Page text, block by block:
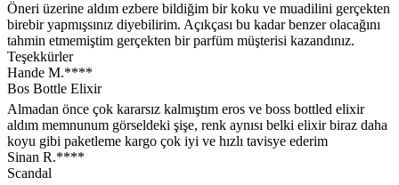
Öneri üzerine aldım ezbere bildiğim bir koku ve muadilini gerçekten
birebir yapmışsınız diyebilirim. Açıkçası bu kadar benzer olacağını
tahmin etmemiştim gerçekten bir parfüm müşterisi kazandınız.
Teşekkürler
Hande M.****
Bos Bottle Elixir
Almadan önce çok kararsız kalmıştım eros ve boss bottled elixir
aldım memnunum görseldeki şişe, renk aynısı belki elixir biraz daha
koyu gibi paketleme kargo çok iyi ve hızlı tavisye ederim
Sinan R.****
Scandal